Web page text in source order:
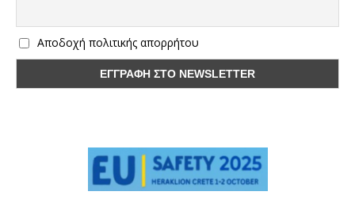
Αποδοχή πολιτικής απορρήτου